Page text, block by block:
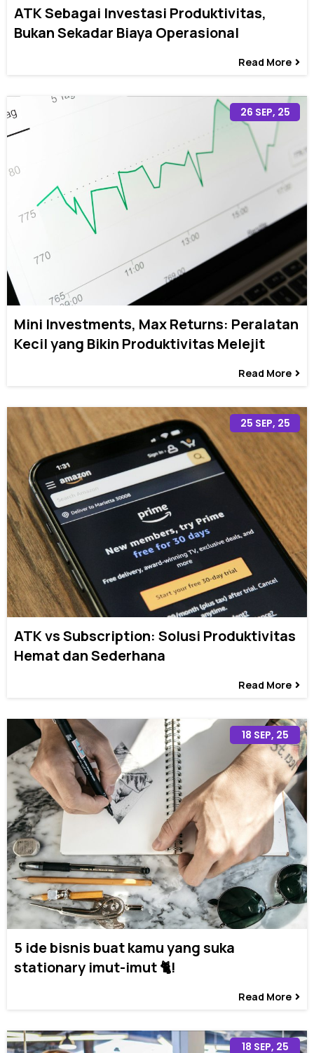
ATK Sebagai Investasi Produktivitas,
Bukan Sekadar Biaya Operasional
Read More
Mini Investments, Max Returns: Peralatan
Kecil yang Bikin Produktivitas Melejit
26 SEP, 25
Read More
ATK vs Subscription: Solusi Produktivitas
Hemat dan Sederhana
25 SEP, 25
Read More
5 ide bisnis buat kamu yang suka
stationary imut-imut 🐈!
18 SEP, 25
Read More
18 SEP, 25